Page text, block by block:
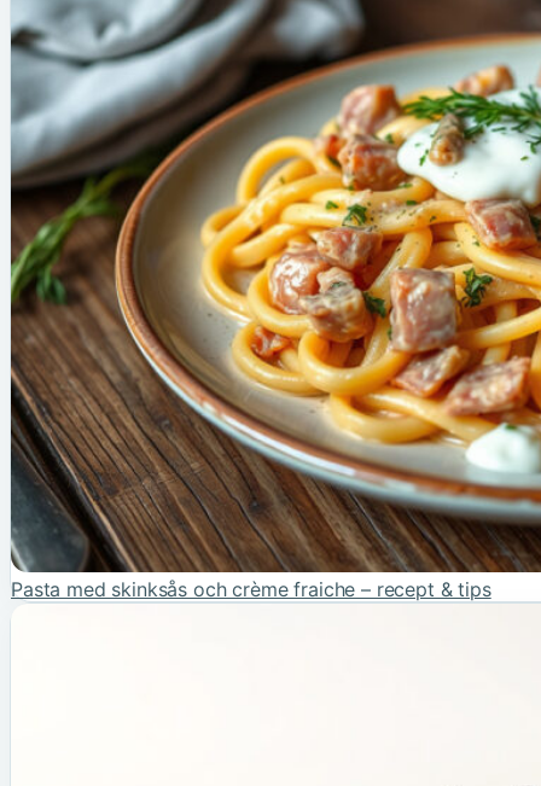
Pasta med skinksås och crème fraiche – recept & tips